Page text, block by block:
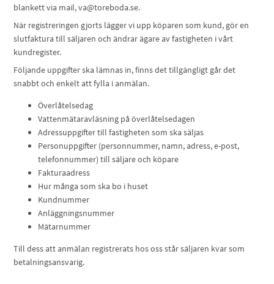
blankett via mail, va@toreboda.se.
När registreringen gjorts lägger vi upp köparen som kund, gör en
slutfaktura till säljaren och ändrar ägare av fastigheten i vårt
kundregister.
Följande uppgifter ska lämnas in, finns det tillgängligt går det
snabbt och enkelt att fylla i anmälan.
Överlåtelsedag
Vattenmätaravläsning på överlåtelsedagen
Adressuppgifter till fastigheten som ska säljas
Personuppgifter (personnummer, namn, adress, e-post,
telefonnummer) till säljare och köpare
Fakturaadress
Hur många som ska bo i huset
Kundnummer
Anläggningsnummer
Mätarnummer
Till dess att anmälan registrerats hos oss står säljaren kvar som
betalningsansvarig.